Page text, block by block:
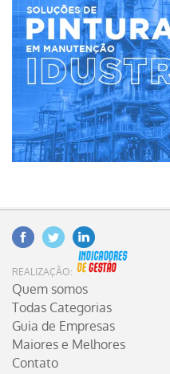
Facebook
Twitter
REALIZAÇÃO:
Quem somos
Todas Categorias
Guia de Empresas
Maiores e Melhores
Contato